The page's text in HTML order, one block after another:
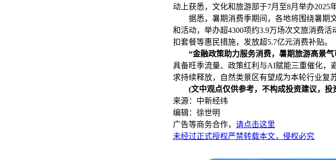
动上获悉，文化和旅游部于7月至8月举办2025
据悉，暑期消费季期间，各地将围绕暑期
和活动，举办超4300项约3.9万场次文旅消费
扣套餐等惠民措施，发放超5.7亿元消费补贴。
“金融政策助力服务消费，暑期旅游高景气
具备旺季流量、政策红利与AI赋能三重催化，
求持续释放，自然类景区有望成为本轮行业复
(文中观点仅供参考，不构成投资建议，投
来源：中新经纬
编辑：徐世明
广告等商务合作， 请点击这里
未经过正式授权严禁转载本文，侵权必究